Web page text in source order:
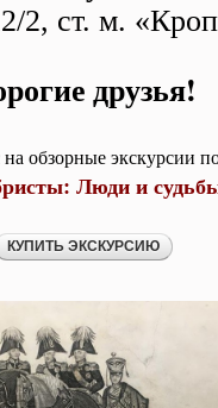
2, ст. м.
друзья!
обзорные экскурсии
Люди и